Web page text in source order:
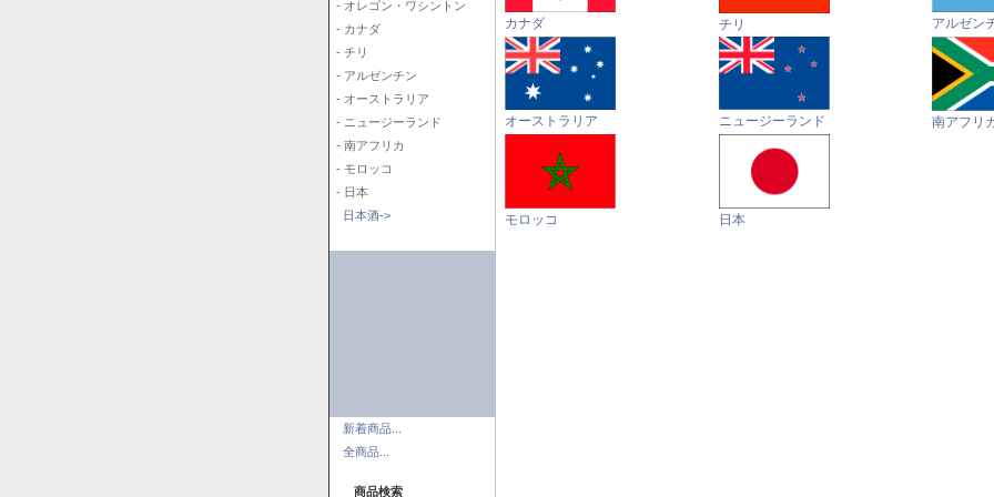
- オレゴン・ワシントン
- カナダ
- チリ
- アルゼンチン
- オーストラリア
- ニュージーランド
- 南アフリカ
- モロッコ
- 日本
日本酒->
新着商品...
全商品...
商品検索
カナダ チリ アルゼン
オーストラリア ニュージーランド 南アフリ
モロッコ 日本